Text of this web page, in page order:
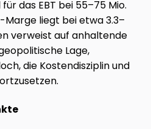
das EBT bei 55–75 Mio.
Marge liegt bei etwa 3.3–
verweist auf anhaltende
Lage,
die Kostendisziplin und